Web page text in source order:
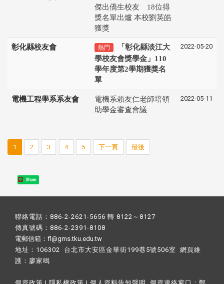
傑出僑生校友 18位得
獎名單出爐 本校劉英皓
獲獎
彰化縣校友會 熱門
「彰化縣淡江大
學校友會獎學金」110
學年度第2學期獲獎名
單
2022-05-20
電機工程學系系友會
電機系賴友仁老師培領
助學金審查會議
2022-05-11
1 2 3 4 5 下一頁 最後
Share
聯絡電話：886-2-2621-5656 轉 8122～8127
傳真號碼：886-2-2391-8108
電郵信箱：fl@gms.tku.edu.tw
地址：106302 台北市大安區金華街199巷5號506室 網頁維
護： 廖家鳴​
個資政策 | 隱私權政策 | 個人資料告知聲明 個資連絡窗口： 鄭